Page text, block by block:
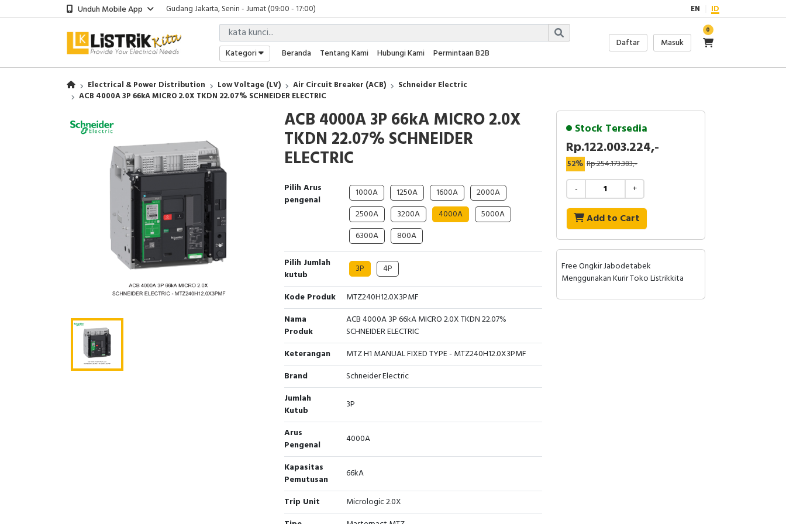
Unduh Mobile App
Gudang Jakarta, Senin - Jumat (09:00 - 17:00)
Showroom Bali, Senin - Jumat (09:00 - 17:00)
Kantor Jakarta, Senin - Jumat (08:00 - 17:00)
Gudang Jakarta, Senin - Jumat (09:00 - 17:00)
Showroom Bali, Senin - Jumat (09:00 - 17:00)
EN ID
Kategori Beranda Tentang Kami Hubungi Kami Permintaan B2B
Daftar Masuk
0
Electrical & Power Distribution Low Voltage (LV) Air Circuit Breaker (ACB)
Schneider Electric
ACB 4000A 3P 66kA MICRO 2.0X TKDN 22.07% SCHNEIDER ELECTRIC
ACB 4000A 3P 66kA MICRO 2.0X
TKDN 22.07% SCHNEIDER
ELECTRIC
Pilih Arus
pengenal
1000A 1250A 1600A
2000A
2500A
3200A 4000A
5000A
6300A
800A
Pilih Jumlah
kutub
3P 4P
Kode Produk
MTZ240H12.0X3PMF
Nama
Produk
ACB 4000A 3P 66kA MICRO 2.0X TKDN 22.07%
SCHNEIDER ELECTRIC
Keterangan
MTZ H1 MANUAL FIXED TYPE - MTZ240H12.0X3PMF
Brand
Schneider Electric
Jumlah
Kutub
3P
Arus
Pengenal
4000A
Kapasitas
Pemutusan
66kA
Trip Unit
Micrologic 2.0X
Stock Tersedia
Rp.122.003.224,-
52% Rp.254.173.383,-
- +
Add to Cart
Free Ongkir Jabodetabek
Menggunakan Kurir Toko Listrikkita